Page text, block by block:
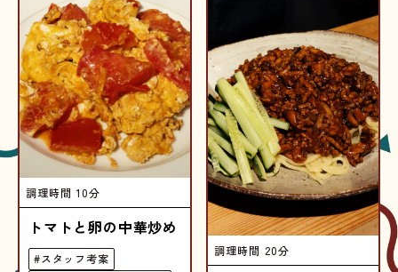
調理時間 10分
トマトと卵の中華炒め
#スタッフ考案
調理時間 20分